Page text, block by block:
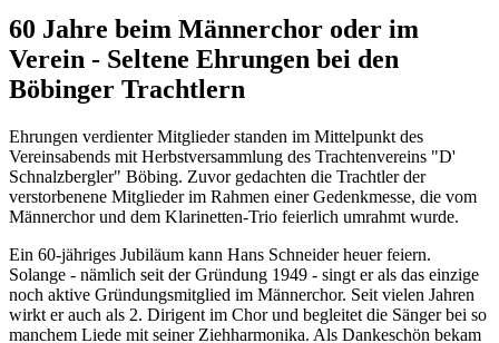
60 Jahre beim Männerchor oder im
Verein - Seltene Ehrungen bei den
Böbinger Trachtlern
Ehrungen verdienter Mitglieder standen im Mittelpunkt des
Vereinsabends mit Herbstversammlung des Trachtenvereins "D'
Schnalzbergler" Böbing. Zuvor gedachten die Trachtler der
verstorbenene Mitglieder im Rahmen einer Gedenkmesse, die vom
Männerchor und dem Klarinetten-Trio feierlich umrahmt wurde.
Ein 60-jähriges Jubiläum kann Hans Schneider heuer feiern.
Solange - nämlich seit der Gründung 1949 - singt er als das einzige
noch aktive Gründungsmitglied im Männerchor. Seit vielen Jahren
wirkt er auch als 2. Dirigent im Chor und begleitet die Sänger bei so
manchem Liede mit seiner Ziehharmonika. Als Dankeschön bekam